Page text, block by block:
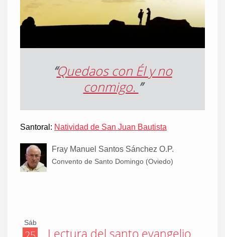
“Quedaos con Él y no
conmigo. ”
Santoral: Natividad de San Juan Bautista
Fray Manuel Santos Sánchez O.P.
Convento de Santo Domingo (Oviedo)
Sáb
Lectura del santo evangelio